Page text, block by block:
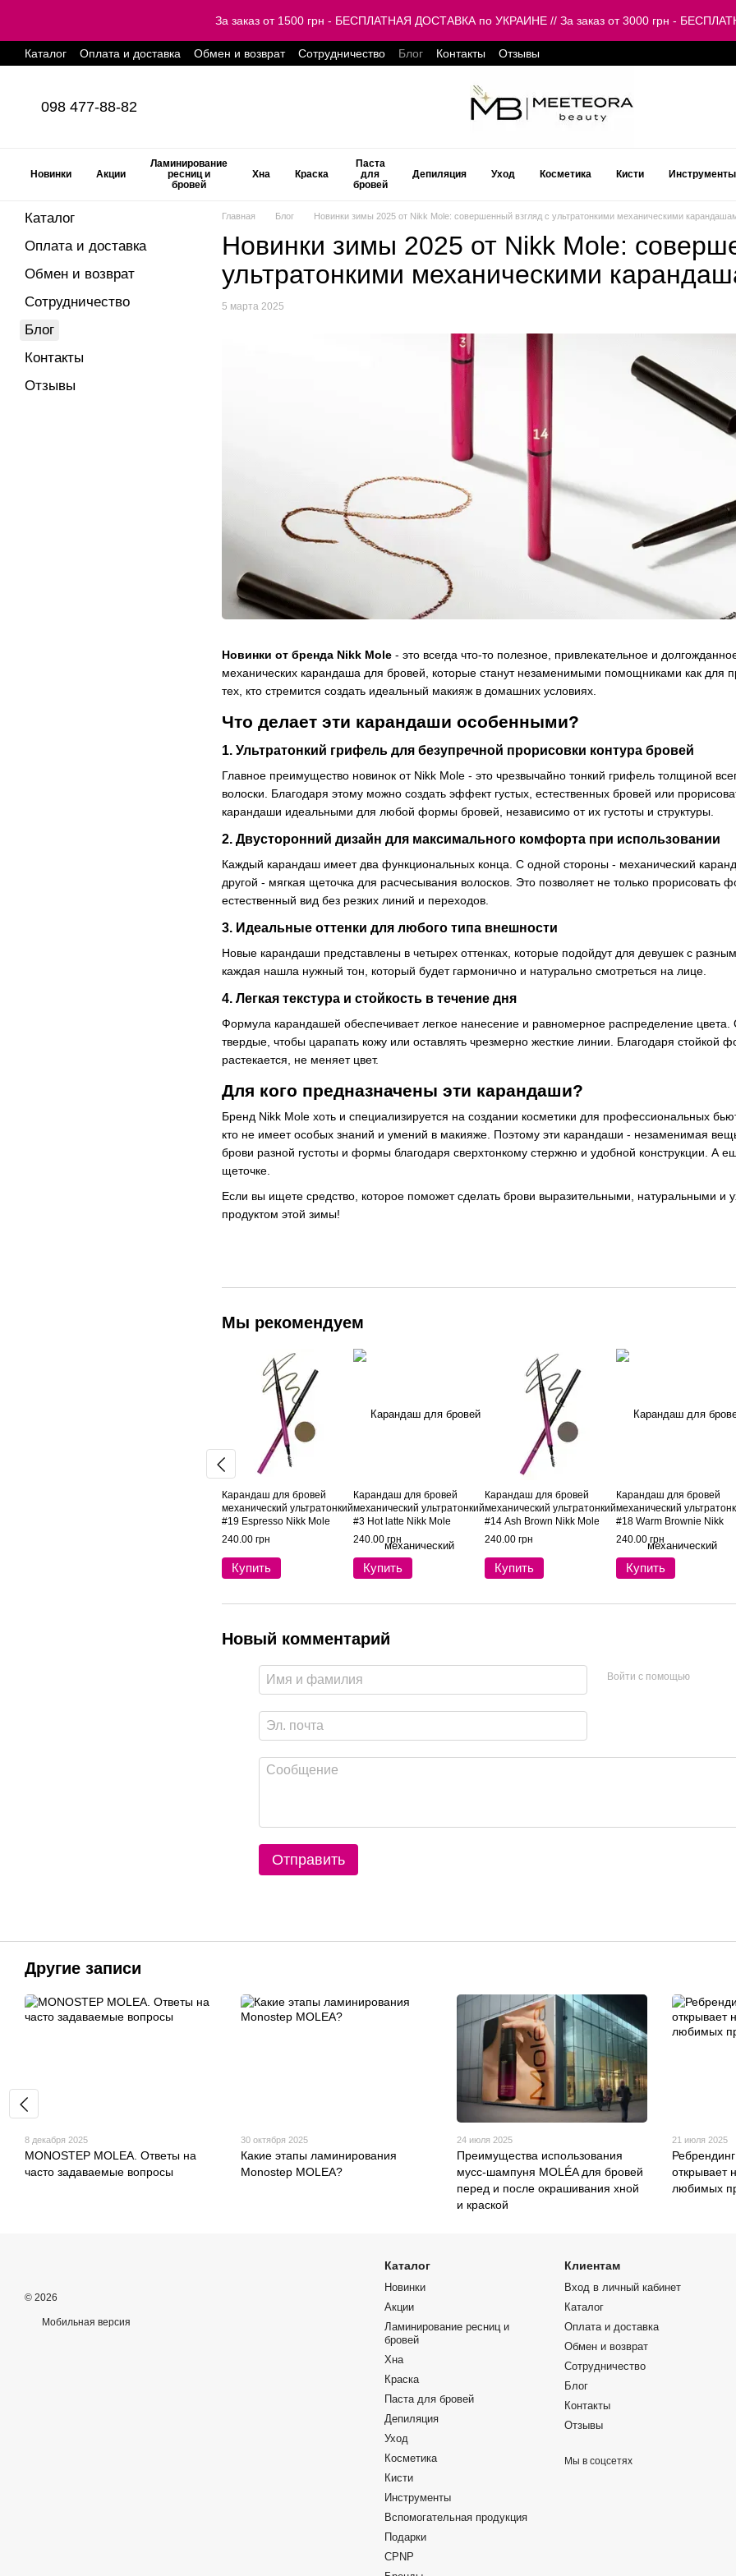
За заказ от 1500 грн - БЕСПЛАТНАЯ ДОСТАВКА по УКРАИНЕ // За заказ от 3000 грн -
Каталог Оплата и доставка Обмен и возврат Сотрудничество Блог Контакты Отзывы
098 477-88-82
Новинки Акции
Ламинирование
ресниц и
бровей
Хна Краска
Паста
для
бровей
Депиляция Уход Косметика Кисти Инструменты
Главная Блог Новинки зимы 2025 от Nikk Mole: совершенный взгляд с ультратонкими механическими
Новинки зимы 2025 от Nikk Mole:
ультратонкими механическими
5 марта 2025
Новинки от бренда Nikk Mole - это всегда что-то полезное, привлекательное и
механических карандаша для бровей, которые станут незаменимыми помощниками как для
тех, кто стремится создать идеальный макияж в домашних условиях.
Что делает эти карандаши особенными?
1. Ультратонкий грифель для безупречной прорисовки контура бровей
Главное преимущество новинок от Nikk Mole - это чрезвычайно тонкий грифель толщиной
волоски. Благодаря этому можно создать эффект густых, естественных бровей или
карандаши идеальными для любой формы бровей, независимо от их густоты и структуры.
2. Двусторонний дизайн для максимального комфорта при использовании
Каждый карандаш имеет два функциональных конца. С одной стороны - механический
другой - мягкая щеточка для расчесывания волосков. Это позволяет не только
естественный вид без резких линий и переходов.
3. Идеальные оттенки для любого типа внешности
Новые карандаши представлены в четырех оттенках, которые подойдут для девушек с
каждая нашла нужный тон, который будет гармонично и натурально смотреться на лице.
4. Легкая текстура и стойкость в течение дня
Формула карандашей обеспечивает легкое нанесение и равномерное распределение
твердые, чтобы царапать кожу или оставлять чрезмерно жесткие линии. Благодаря стойкой
растекается, не меняет цвет.
Для кого предназначены эти карандаши?
Бренд Nikk Mole хоть и специализируется на создании косметики для профессиональных
кто не имеет особых знаний и умений в макияже. Поэтому эти карандаши - незаменимая
брови разной густоты и формы благодаря сверхтонкому стержню и удобной конструкции. А
щеточке.
Если вы ищете средство, которое поможет сделать брови выразительными, натуральными
продуктом этой зимы!
Мы рекомендуем
Карандаш для бровей
механический ультратонкий
#19 Espresso Nikk Mole
240.00 грн
Купить
Карандаш для бровей
механический ультратонкий
#3 Hot latte Nikk Mole
240.00 грн
Купить
Карандаш для бровей
механический ультратонкий
#14 Ash Brown Nikk Mole
240.00 грн
Купить
Карандаш для бровей
механический
#18 Warm Brownie Nikk
Mole
240.00 грн
Купить
Новый комментарий
Войти с помощью
Отправить
Каталог
Оплата и доставка
Обмен и возврат
Сотрудничество
Блог
Контакты
Отзывы
Другие записи
8 декабря 2025
MONOSTEP MOLEA. Ответы на
часто задаваемые вопросы
30 октября 2025
Какие этапы ламинирования
Monostep MOLEA?
24 июля 2025
Преимущества использования
мусс-шампуня MOLÉA для бровей
перед и после окрашивания хной
и краской
21 июля 2025
открывает
любимых
© 2026
Мобильная версия
Каталог
Новинки
Акции
Ламинирование ресниц и
бровей
Хна
Краска
Паста для бровей
Депиляция
Уход
Косметика
Кисти
Инструменты
Вспомогательная продукция
Подарки
CPNP
Клиентам
Вход в личный кабинет
Каталог
Оплата и доставка
Обмен и возврат
Сотрудничество
Блог
Контакты
Отзывы
Мы в соцсетях